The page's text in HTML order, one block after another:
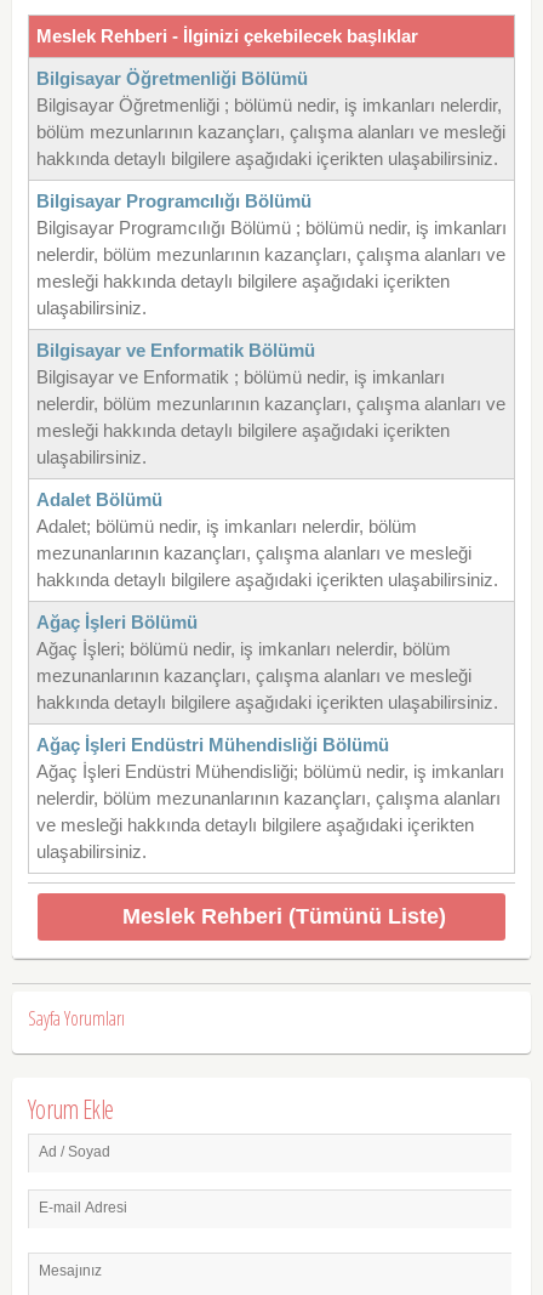
Meslek Rehberi - İlginizi çekebilecek başlıklar
Bilgisayar Öğretmenliği Bölümü
Bilgisayar Öğretmenliği ; bölümü nedir, iş imkanları nelerdir,
bölüm mezunlarının kazançları, çalışma alanları ve mesleği
hakkında detaylı bilgilere aşağıdaki içerikten ulaşabilirsiniz.
Bilgisayar Programcılığı Bölümü
Bilgisayar Programcılığı Bölümü ; bölümü nedir, iş imkanları
nelerdir, bölüm mezunlarının kazançları, çalışma alanları ve
mesleği hakkında detaylı bilgilere aşağıdaki içerikten
ulaşabilirsiniz.
Bilgisayar ve Enformatik Bölümü
Bilgisayar ve Enformatik ; bölümü nedir, iş imkanları
nelerdir, bölüm mezunlarının kazançları, çalışma alanları ve
mesleği hakkında detaylı bilgilere aşağıdaki içerikten
ulaşabilirsiniz.
Adalet Bölümü
Adalet; bölümü nedir, iş imkanları nelerdir, bölüm
mezunanlarının kazançları, çalışma alanları ve mesleği
hakkında detaylı bilgilere aşağıdaki içerikten ulaşabilirsiniz.
Ağaç İşleri Bölümü
Ağaç İşleri; bölümü nedir, iş imkanları nelerdir, bölüm
mezunanlarının kazançları, çalışma alanları ve mesleği
hakkında detaylı bilgilere aşağıdaki içerikten ulaşabilirsiniz.
Ağaç İşleri Endüstri Mühendisliği Bölümü
Ağaç İşleri Endüstri Mühendisliği; bölümü nedir, iş imkanları
nelerdir, bölüm mezunanlarının kazançları, çalışma alanları
ve mesleği hakkında detaylı bilgilere aşağıdaki içerikten
ulaşabilirsiniz.
Meslek Rehberi (Tümünü Liste)
Sayfa Yorumları
Yorum Ekle
Ad / Soyad
E-mail Adresi
Mesajınız